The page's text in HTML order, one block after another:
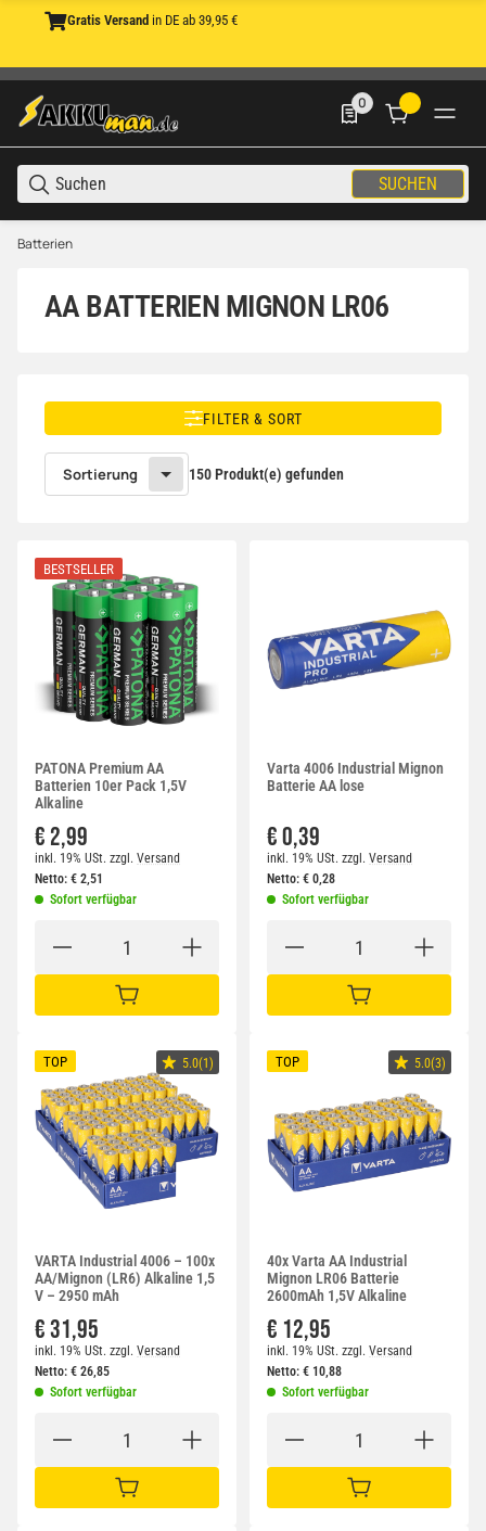
Gratis Versand in DE ab 39,95 €
SUCHEN
0
0 Produkte in der
Batterien
AA BATTERIEN MIGNON LR06
FILTER & SORT
Sortierung 150 Produkt(e) gefunden
BESTSELLER
PATONA Premium AA
Batterien 10er Pack 1,5V
Alkaline
€ 2,99
inkl. 19% USt. zzgl. Versand
Netto: € 2,51
Sofort verfügbar
IN DEN WARENKORB
Varta 4006 Industrial Mignon
Batterie AA lose
€ 0,39
inkl. 19% USt. zzgl. Versand
Netto: € 0,28
Sofort verfügbar
IN DEN WARENKORB
TOP 5.0(1)
VARTA Industrial 4006 – 100x
AA/Mignon (LR6) Alkaline 1,5
V – 2950 mAh
€ 31,95
inkl. 19% USt. zzgl. Versand
Netto: € 26,85
Sofort verfügbar
IN DEN WARENKORB
TOP 5.0(3)
40x Varta AA Industrial
Mignon LR06 Batterie
2600mAh 1,5V Alkaline
€ 12,95
inkl. 19% USt. zzgl. Versand
Netto: € 10,88
Sofort verfügbar
IN DEN WARENKORB